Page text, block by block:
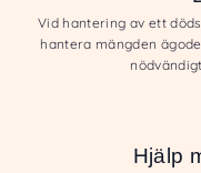
Vid hantering av ett
hantera mängden
Hjälp